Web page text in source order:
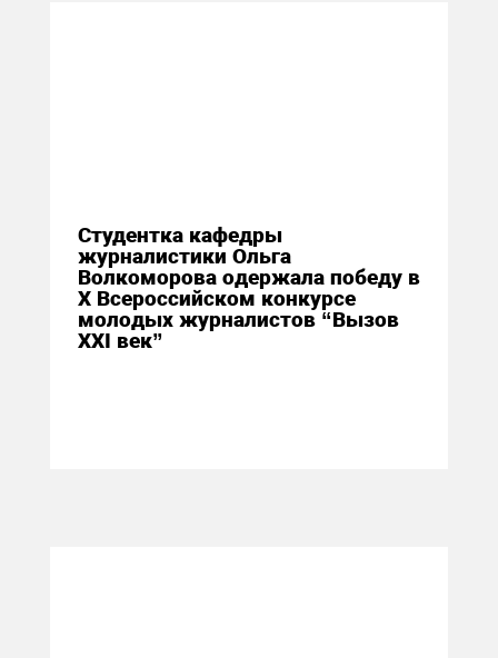
Студентка кафедры
журналистики Ольга
Волкоморова одержала победу в
X Всероссийском конкурсе
молодых журналистов “Вызов
XXI век”